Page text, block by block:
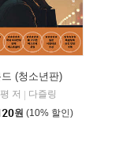
드 (청소년판)
저
다즐링
원 (10% 할인)